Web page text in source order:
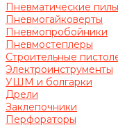
Пневматические пилы
Пневмогайковерты
Пневмопробойники
Пневмостеплеры
Строительные
Электроинструменты
УШМ и болгарки
Дрели
Заклепочники
Перфораторы